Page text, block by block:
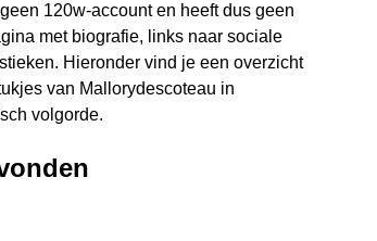
120w-account en heeft dus geen
met biografie, links naar sociale
Hieronder vind je een overzicht
van Mallorydescoteau in
volgorde.